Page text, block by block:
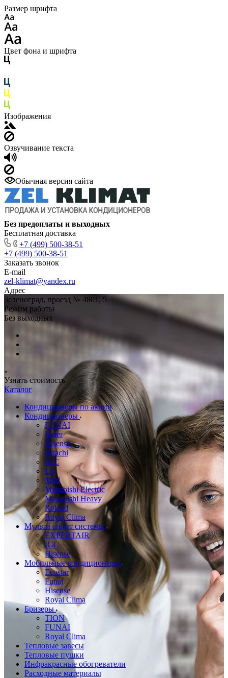
Размер шрифта
Цвет фона и шрифта
Изображения
Озвучивание текста
Обычная версия сайта
Без предоплаты и выходных
Бесплатная доставка
+7 (499) 500-38-51
+7 (499) 500-38-51
Заказать звонок
E-mail
zel-klimat@yandex.ru
Адрес
Зеленоград, проезд № 4801, 5
Режим работы
Без выходных
Узнать стоимость
Каталог
Кондиционеры по акции
Кондиционеры
FUNAI
Haier
Hisense
Hitachi
IGC
LG
Mild
Mitsubishi Electric
Mitsubishi Heavy
Roland
Royal Clima
Мульти сплит системы
EXPERTAIR
IGC
Hisense
Мобильные кондиционеры
Ecostar
Funai
Hisense
Royal Clima
Бризеры
TION
FUNAI
Royal Clima
Тепловые завесы
Тепловые пушки
Инфракрасные обогреватели
Расходные материалы